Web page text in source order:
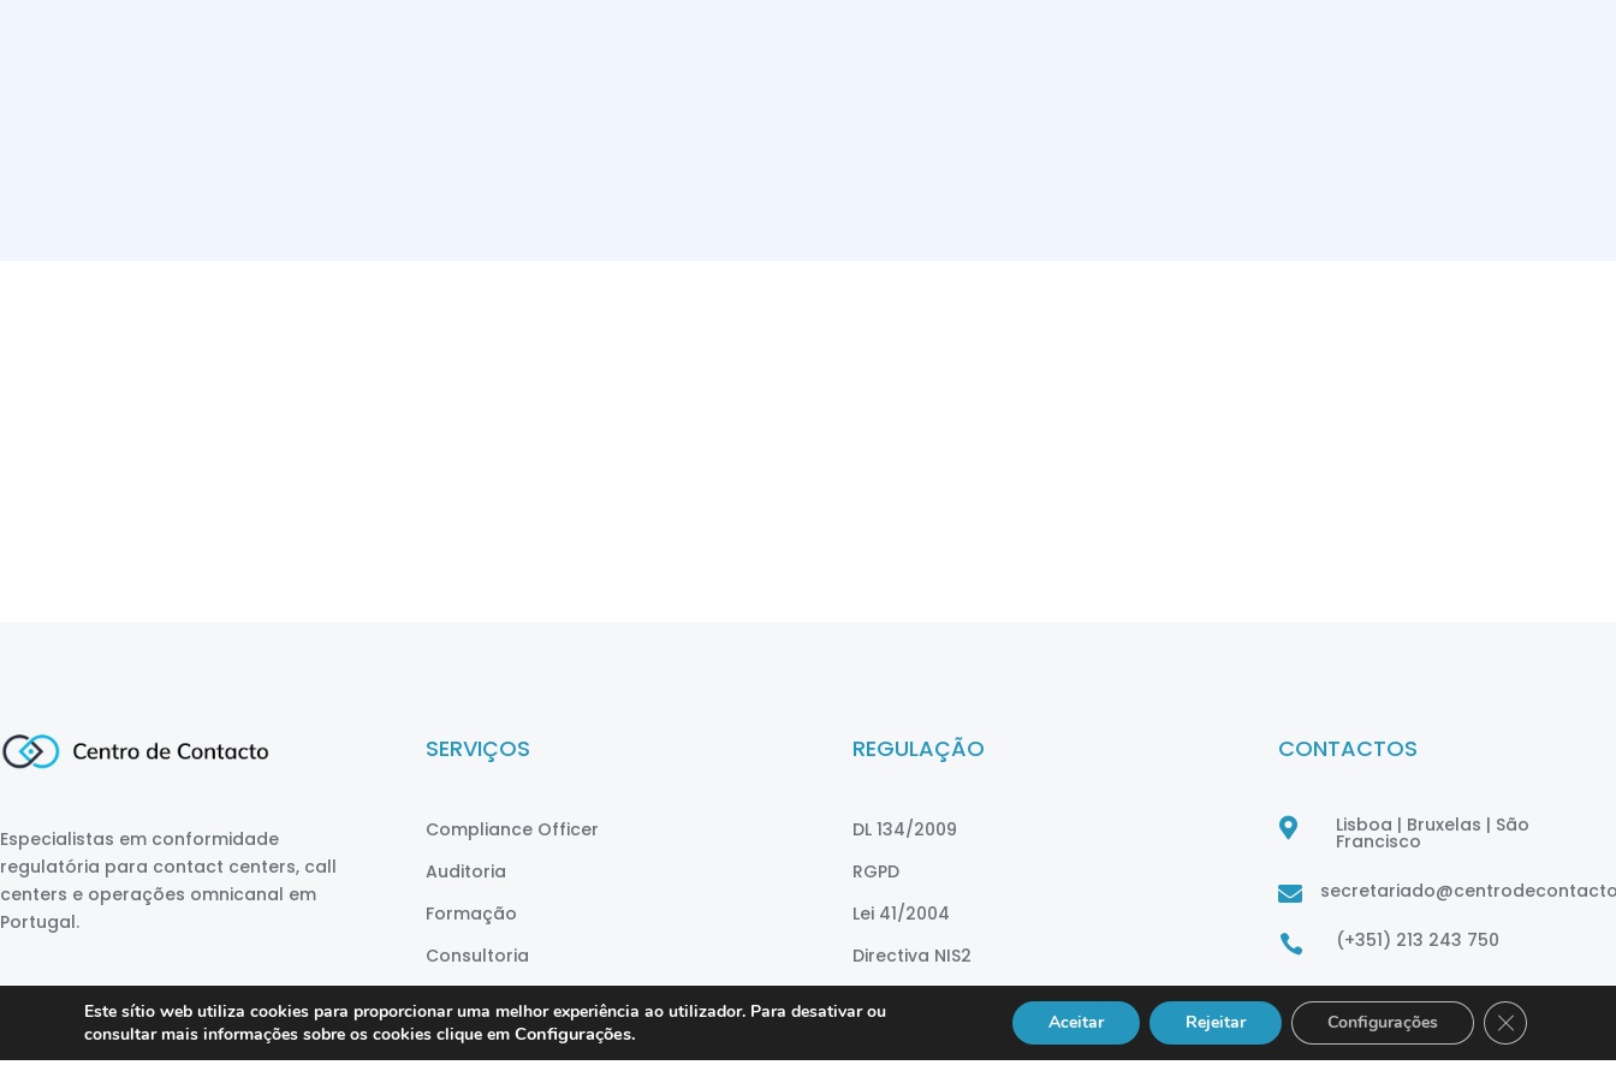
Especialistas em conformidade
regulatória para contact centers, call
centers e operações omnicanal em
Portugal.
SERVIÇOS
Compliance Officer
Auditoria
Formação
Consultoria
REGULAÇÃO
DL 134/2009
RGPD
Lei 41/2004
Directiva NIS2
CONTACTOS
 Lisboa | Bruxelas | São
Francisco

 (+351) 213 243 750
Este sítio web utiliza cookies para proporcionar uma melhor experiência ao utilizador. Para desativar ou
consultar mais informações sobre os cookies clique em Configurações. Aceitar Rejeitar Configurações Close GDPR